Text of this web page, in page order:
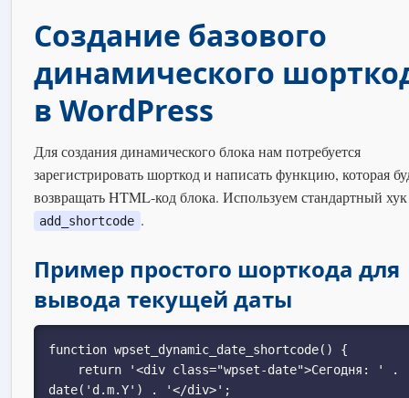
Создание базового
динамического
в WordPress
Для создания динамического блока нам потребуется
зарегистрировать шорткод и написать функцию, которая
возвращать HTML-код блока. Используем стандартный хук
add_shortcode .
Пример простого шорткода для
вывода текущей даты
function wpset_dynamic_date_shortcode() {
date('d.m.Y') . '</div>';